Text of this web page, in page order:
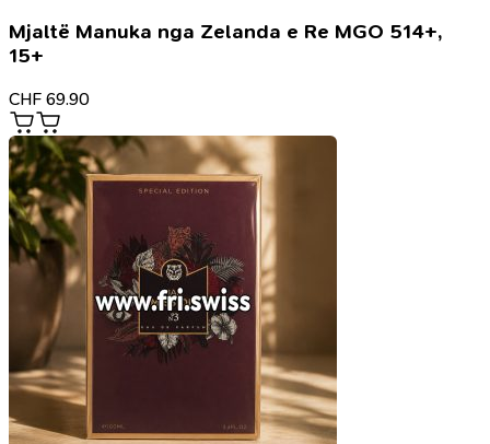
Mjaltë Manuka nga Zelanda e Re MGO 514+,
15+
CHF 69.90